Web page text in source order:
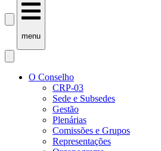
menu
O Conselho
CRP-03
Sede e Subsedes
Gestão
Plenárias
Comissões e Grupos
Representações